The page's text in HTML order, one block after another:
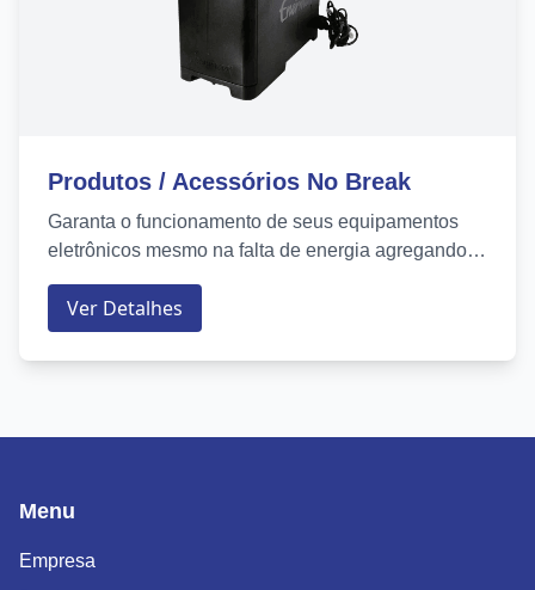
Produtos / Acessórios No Break
Garanta o funcionamento de seus equipamentos
eletrônicos mesmo na falta de energia agregando
Ver Detalhes
Menu
Empresa